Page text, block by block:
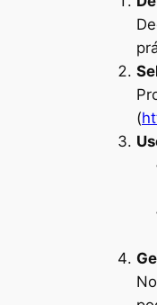
(